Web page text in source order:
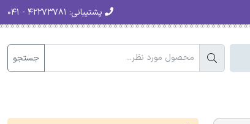
پشتیبانی:
جستجو